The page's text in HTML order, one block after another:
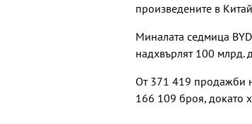
произведените в
Миналата седмица
надхвърлят 100 млрд.
От 371 419 продажби
166 109 броя, докато